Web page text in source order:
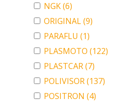
NGK(6)
ORIGINAL(9)
PARAFLU (1)
PLASMOTO (122)
PLASTCAR(7)
POLIVISOR(137)
POSITRON (4)